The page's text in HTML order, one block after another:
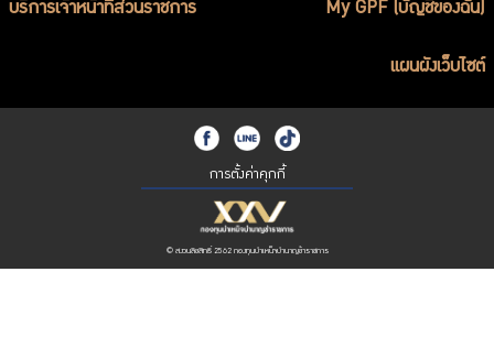
บริการเจ้าหน้าที่ส่วนราชการ My GPF (บัญชีของฉัน)
แผนผังเว็บไซต์
การตั้งค่าคุกกี้
© สงวนลิขสิทธิ์ 2562 กองทุนบำเหน็จบำนาญข้าราชการ